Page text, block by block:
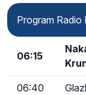
Program Radio
06:15
06:40